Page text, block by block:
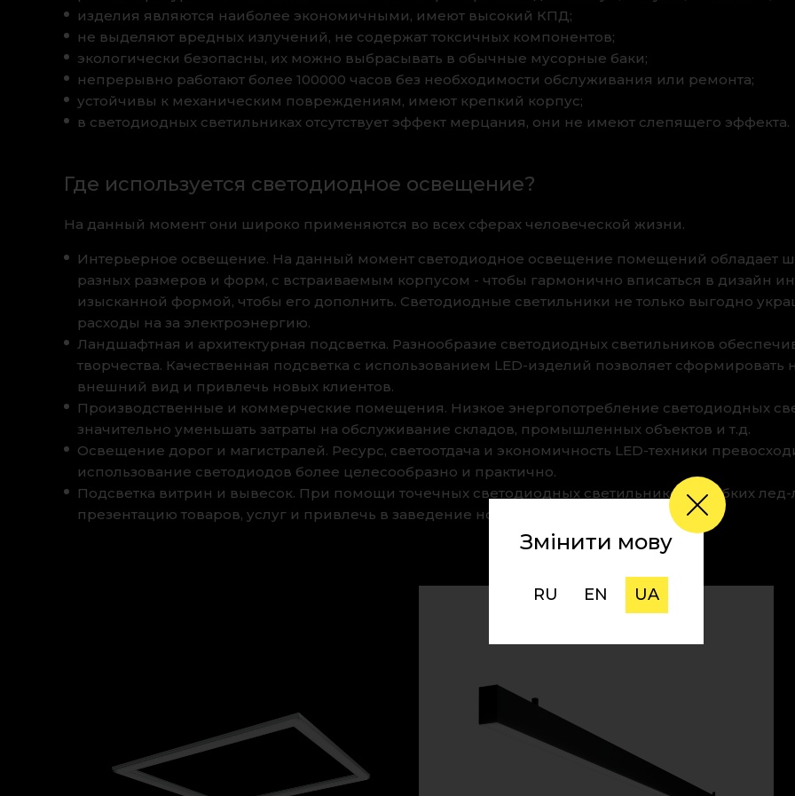
изделия являются наиболее экономичными, имеют высокий КПД;
не выделяют вредных излучений, не содержат токсичных компонентов;
экологически безопасны, их можно выбрасывать в обычные мусорные баки;
непрерывно работают более 100000 часов без необходимости обслуживания или ремонта;
устойчивы к механическим повреждениям, имеют крепкий корпус;
в светодиодных светильниках отсутствует эффект мерцания, они не имеют слепящего эффекта.
Где используется светодиодное освещение?
На данный момент они широко применяются во всех сферах человеческой жизни.
Интерьерное освещение. На данный момент светодиодное освещение помещений обладает
разных размеров и форм, с встраиваемым корпусом - чтобы гармонично вписаться в дизайн
изысканной формой, чтобы его дополнить. Светодиодные светильники не только выгодно
расходы на за электроэнергию.
Ландшафтная и архитектурная подсветка. Разнообразие светодиодных светильников
творчества. Качественная подсветка с использованием LED-изделий позволяет
внешний вид и привлечь новых клиентов.
Производственные и коммерческие помещения. Низкое энергопотребление светодиодных
значительно уменьшать затраты на обслуживание складов, промышленных объектов и т.д.
Освещение дорог и магистралей. Ресурс, светоотдача и экономичность LED-техники
использование светодиодов более целесообразно и практично.
Подсветка витрин и вывесок. При помощи точечных светодиодных светильников и гибких
презентацию товаров, услуг и привлечь в заведение новых клиентов.
Змінити мову
RU EN UA